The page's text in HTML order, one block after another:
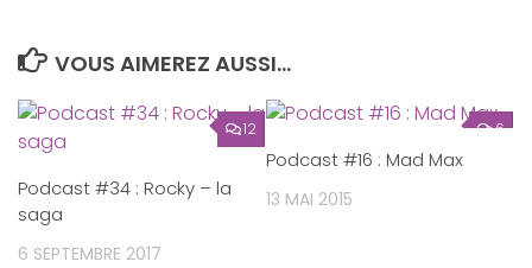
VOUS AIMEREZ AUSSI...
12
Podcast #34 : Rocky – la
saga
6 SEPTEMBRE 2017
6
Podcast #16 : Mad Max
13 MAI 2015